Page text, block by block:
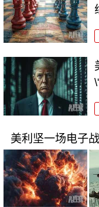
美利坚一场电子